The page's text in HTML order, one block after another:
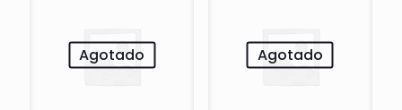
Agotado Agotado